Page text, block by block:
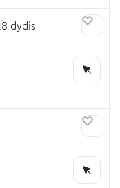
dydis